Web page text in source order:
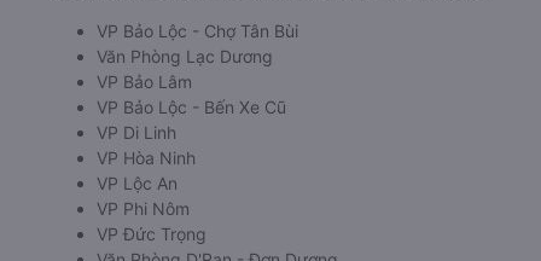
VP Bảo Lộc - Chợ Tân Bùi
Văn Phòng Lạc Dương
VP Bảo Lâm
VP Bảo Lộc - Bến Xe Cũ
VP Di Linh
VP Hòa Ninh
VP Lộc An
VP Phi Nôm
VP Đức Trọng